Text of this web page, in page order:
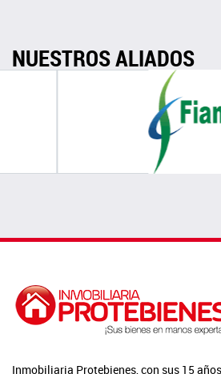
NUESTROS ALIADOS
Inmobiliaria Protebienes, con sus 15